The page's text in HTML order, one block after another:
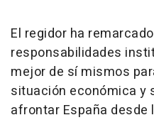
El regidor ha
responsabilidades
mejor de sí mismos
situación económica y
afrontar España desde